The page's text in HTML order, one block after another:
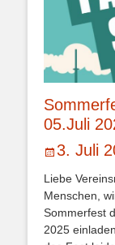
05.Juli
am
3. Juli
Liebe
Menschen,
Sommerfest
2025